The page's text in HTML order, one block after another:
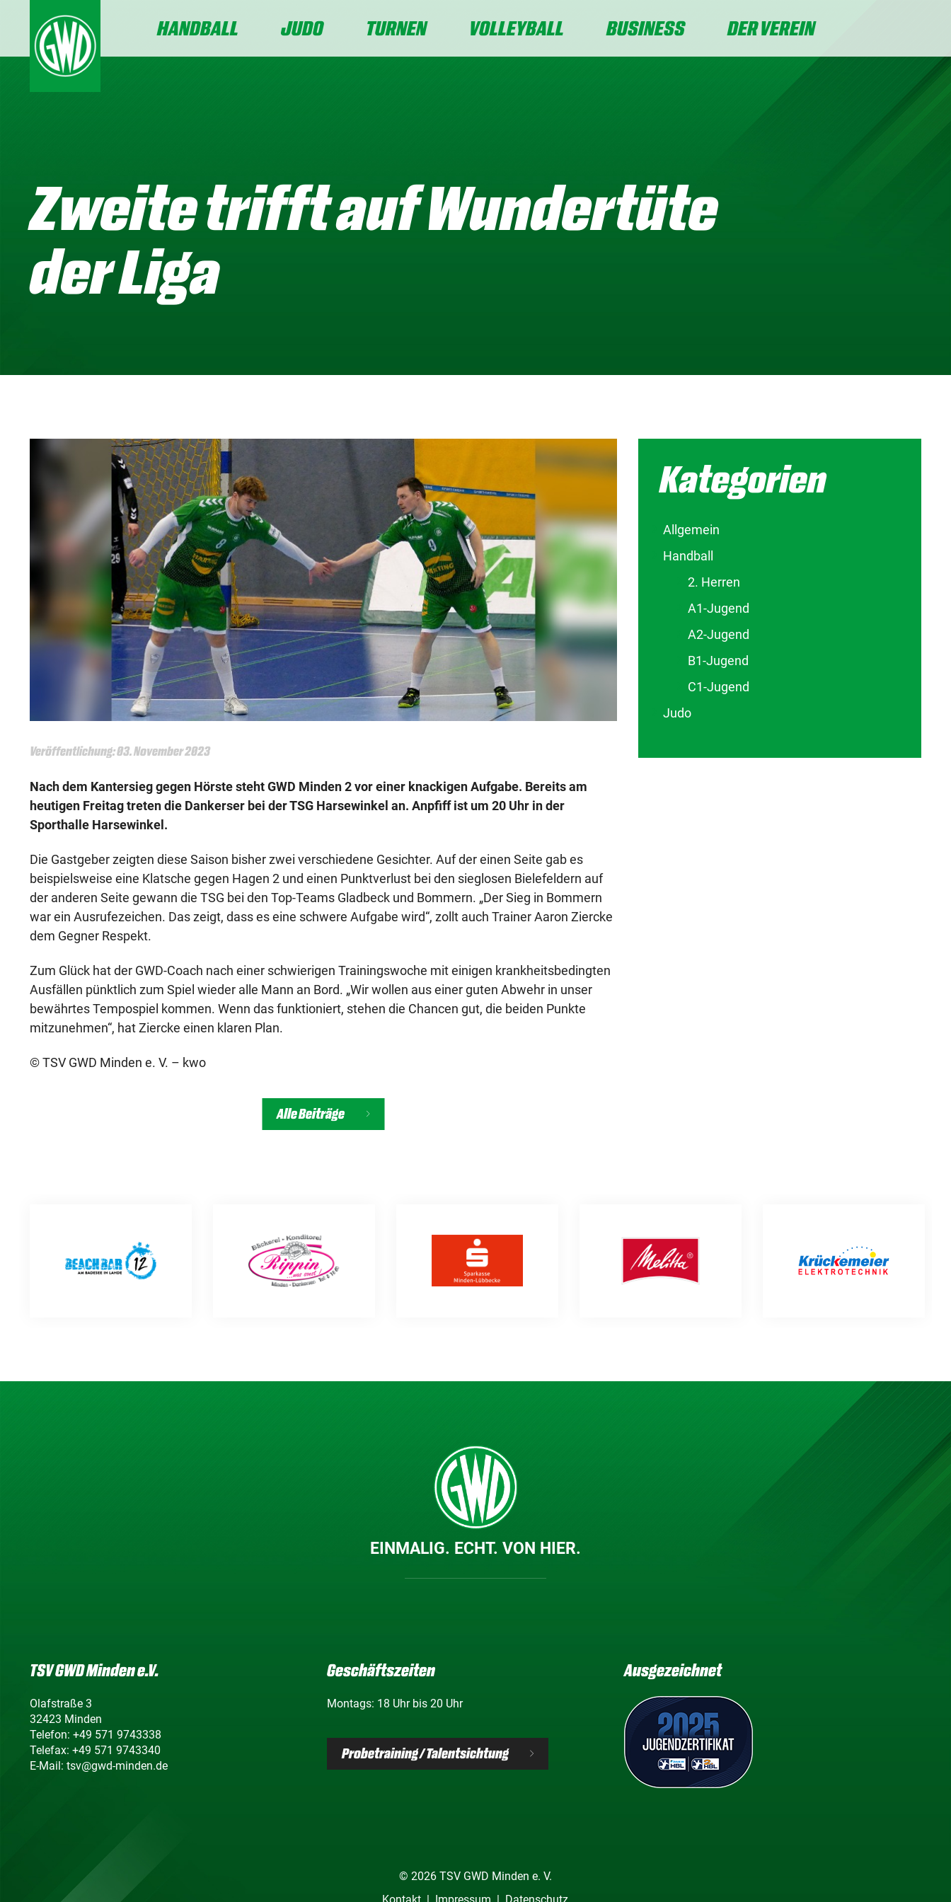
HANDBALL JUDO TURNEN VOLLEYBALL BUSINESS DER VEREIN
Zweite trifft auf Wundertüte
der Liga
Veröffentlichung: 03. November 2023
Nach dem Kantersieg gegen Hörste steht GWD Minden 2 vor einer knackigen Aufgabe. Bereits am
heutigen Freitag treten die Dankerser bei der TSG Harsewinkel an. Anpfiff ist um 20 Uhr in der
Sporthalle Harsewinkel.
Die Gastgeber zeigten diese Saison bisher zwei verschiedene Gesichter. Auf der einen Seite gab es
beispielsweise eine Klatsche gegen Hagen 2 und einen Punktverlust bei den sieglosen Bielefeldern auf
der anderen Seite gewann die TSG bei den Top-Teams Gladbeck und Bommern. „Der Sieg in Bommern
war ein Ausrufezeichen. Das zeigt, dass es eine schwere Aufgabe wird“, zollt auch Trainer Aaron Ziercke
dem Gegner Respekt.
Zum Glück hat der GWD-Coach nach einer schwierigen Trainingswoche mit einigen krankheitsbedingten
Ausfällen pünktlich zum Spiel wieder alle Mann an Bord. „Wir wollen aus einer guten Abwehr in unser
bewährtes Tempospiel kommen. Wenn das funktioniert, stehen die Chancen gut, die beiden Punkte
mitzunehmen“, hat Ziercke einen klaren Plan.
© TSV GWD Minden e. V. – kwo
Alle Beiträge
Kategorien
Allgemein
Handball
2. Herren
A1-Jugend
A2-Jugend
B1-Jugend
C1-Jugend
Judo
EINMALIG. ECHT. VON HIER.
TSV GWD Minden e.V.
Olafstraße 3
32423 Minden
Telefon: +49 571 9743338
Telefax: +49 571 9743340
E-Mail: tsv@gwd-minden.de
Geschäftszeiten
Montags: 18 Uhr bis 20 Uhr
Probetraining / Talentsichtung
Ausgezeichnet
© 2026 TSV GWD Minden e. V.
Kontakt
Impressum Datenschutz